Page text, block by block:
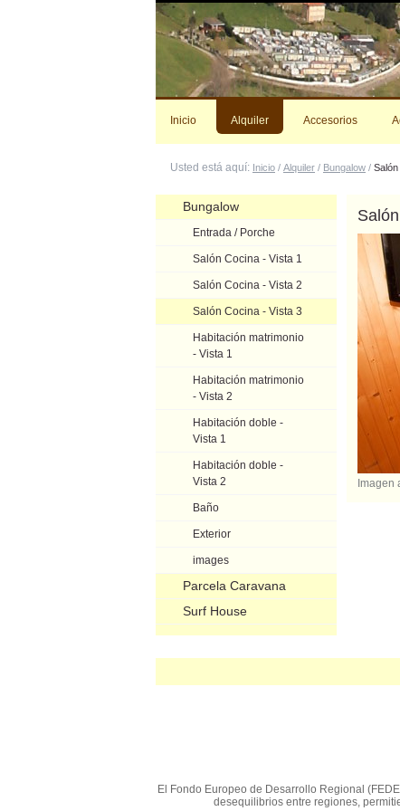
Cambiar
contenido.
Inicio Alquiler Accesorios
Usted está aquí: Inicio / Alquiler / Bungalow /
Imagen
Navegación
Bungalow
Entrada / Porche
Salón Cocina - Vista 1
Salón Cocina - Vista 2
Salón Cocina - Vista 3
Habitación matrimonio
- Vista 1
Habitación matrimonio
- Vista 2
Habitación doble -
Vista 1
Habitación doble -
Vista 2
Baño
Exterior
images
Parcela Caravana
Surf House
El Fondo Europeo de Desarrollo Regional
desequilibrios entre regiones,